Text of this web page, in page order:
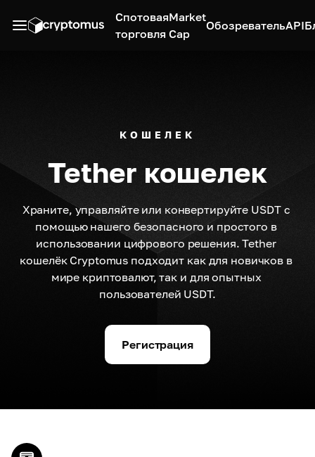
Спотовая
торговля
Market
Cap
ОбозревательAPI
КОШЕЛЕК
Tether кошелек
Храните, управляйте или конвертируйте USDT с
помощью нашего безопасного и простого в
использовании цифрового решения. Tether
кошелёк Cryptomus подходит как для новичков в
мире криптовалют, так и для опытных
пользователей USDT.
Регистрация